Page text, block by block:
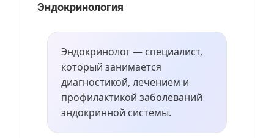
Эндокринология
Эндокринолог — специалист,
который занимается
диагностикой, лечением и
профилактикой заболеваний
эндокринной системы.